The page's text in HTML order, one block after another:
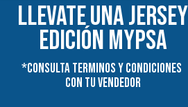
Llevate una jersey
edición MYPSA
*Consulta terminos y condiciones
con tu vendedor